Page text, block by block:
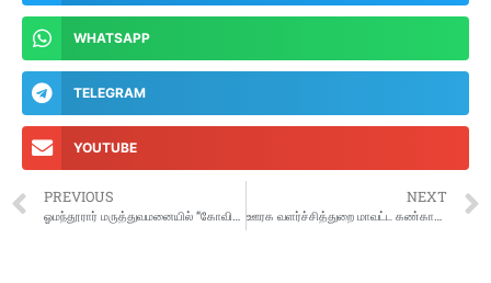
WHATSAPP
TELEGRAM
YOUTUBE
PREVIOUS NEXT